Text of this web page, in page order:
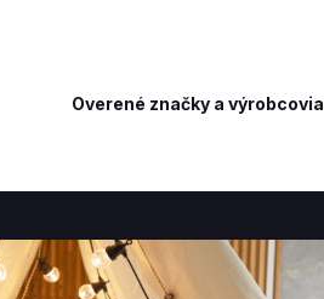
Overené značky a výrobcovia